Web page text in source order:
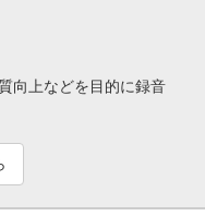
向上などを目的に録音